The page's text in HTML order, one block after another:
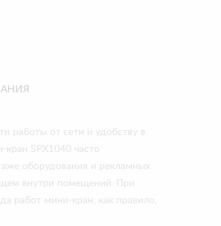
работы от сети и удобству в
кран SPX1040 часто
оборудования и рекламных
внутри помещений. При
работ мини-кран, как правило,